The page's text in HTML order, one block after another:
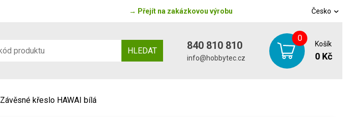
→ Přejít na zakázkovou výrobu Česko
HLEDAT 840 810 810
info@hobbytec.cz
0
Košík
0 Kč
Závěsné křeslo HAWAI bílá